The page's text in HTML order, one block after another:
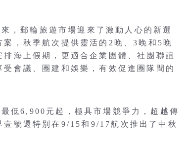
，郵輪旅遊市場迎來了激動人心的新選
，秋季航次提供靈活的2晚、3晚和5晚
海上假期，更適合企業團體、社團聯誼
會議、團建和娛樂，有效促進團隊間的
低6,900元起，極具市場競爭力，超越傳
號還特別在9/15和9/17航次推出了中秋